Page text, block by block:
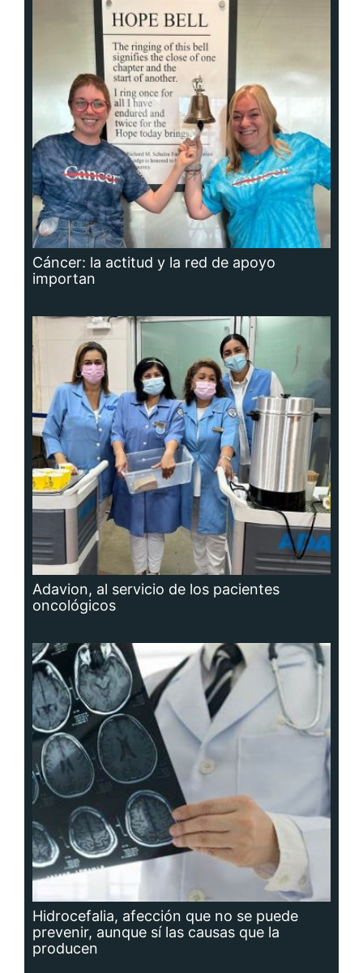
Cáncer: la actitud y la red de apoyo
importan
Adavion, al servicio de los pacientes
oncológicos
Hidrocefalia, afección que no se puede
prevenir, aunque sí las causas que la
producen